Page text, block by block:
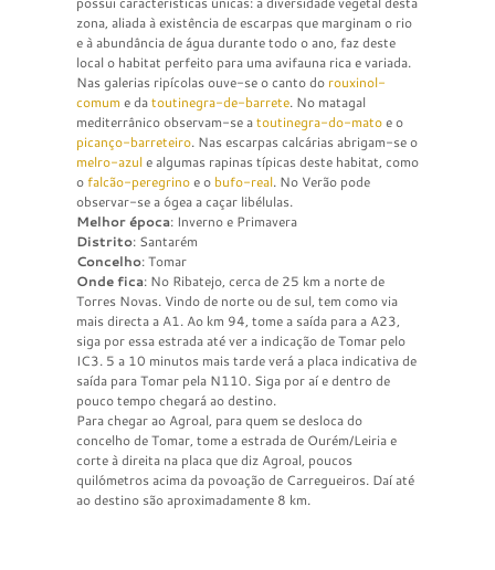
zona, aliada à existência de escarpas que marginam o rio
e à abundância de água durante todo o ano, faz deste
local o habitat perfeito para uma avifauna rica e variada.
Nas galerias ripícolas ouve-se o canto do rouxinol-
comum e datoutinegra-de-barrete. No matagal
mediterrânico observam-se atoutinegra-do-matoe o
picanço-barreteiro. Nas escarpas calcárias abrigam-se o
melro-azule algumas rapinas típicas deste habitat, como
ofalcão-peregrinoe o bufo-real. No Verão pode
observar-se a ógea a caçar libélulas.
Melhor época: Inverno e Primavera
Distrito: Santarém
Concelho: Tomar
Onde fica: No Ribatejo, cerca de 25 km a norte de
Torres Novas. Vindo de norte ou de sul, tem como via
mais directa a A1. Ao km 94, tome a saída para a A23,
siga por essa estrada até ver a indicação de Tomar pelo
IC3. 5 a 10 minutos mais tarde verá a placa indicativa de
saída para Tomar pela N110. Siga por aí e dentro de
pouco tempo chegará ao destino.
Para chegar ao Agroal, para quem se desloca do
concelho de Tomar, tome a estrada de Ourém/Leiria e
corte à direita na placa que diz Agroal, poucos
quilómetros acima da povoação de Carregueiros. Daí até
ao destino são aproximadamente 8 km.